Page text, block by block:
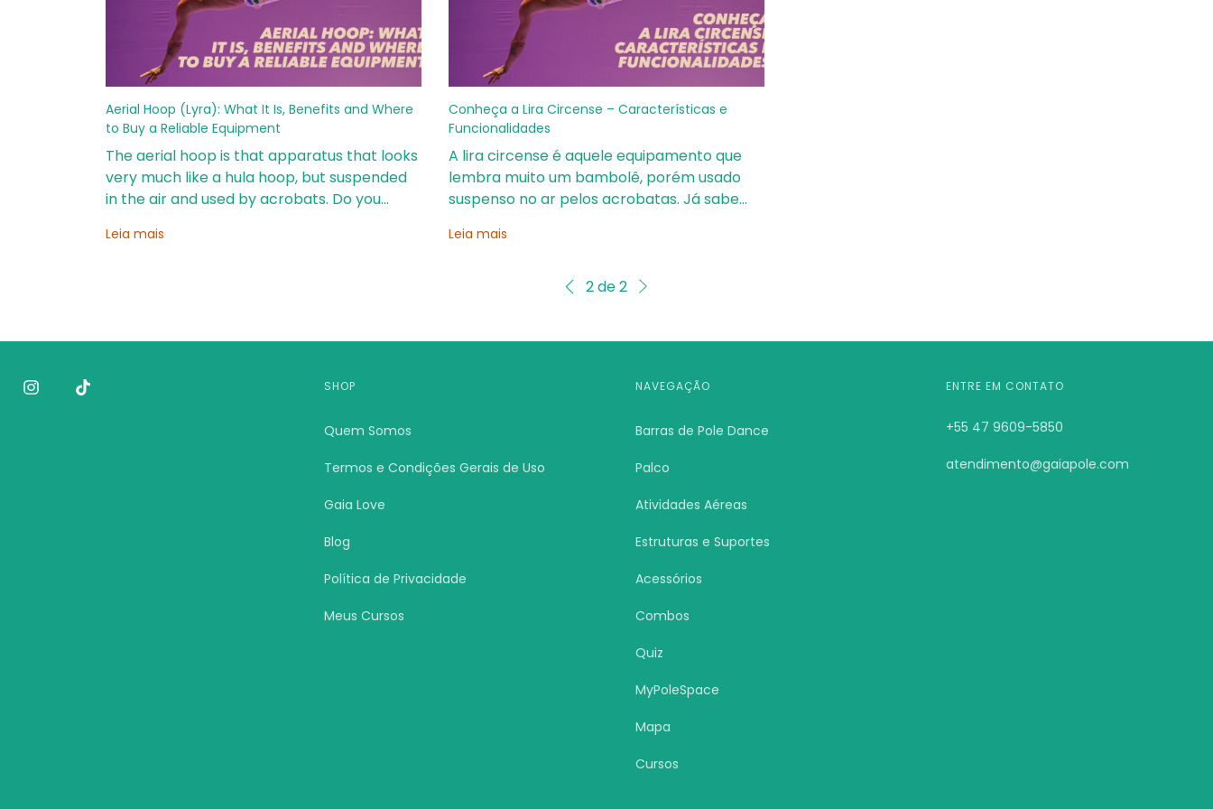
Aerial Hoop (Lyra): What It Is, Benefits and Where
to Buy a Reliable Equipment
The aerial hoop is that apparatus that looks
very much like a hula hoop, but suspended
in the air and used by acrobats. Do you
Leia mais
Conheça a Lira Circense – Características e
Funcionalidades
A lira circense é aquele equipamento que
lembra muito um bambolê, porém usado
suspenso no ar pelos acrobatas. Já sabe
performances artísticas e treinos de
Leia mais
2de2
SHOP
Quem Somos
Termos e Condições Gerais de Uso
Gaia Love
Blog
Política de Privacidade
Meus Cursos
NAVEGAÇÃO
Barras de Pole Dance
Palco
Atividades Aéreas
Estruturas e Suportes
Acessórios
Combos
Quiz
MyPoleSpace
Mapa
Cursos
ENTRE EM CONTATO
+55 47 9609-5850
atendimento@gaiapole.com